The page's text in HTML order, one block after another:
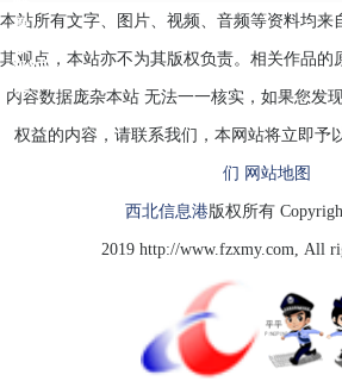
像
被
评“业
界
本站所有文字、图片、视频、音频等资料均来
其观点，本站亦不为其版权负责。相关作品的
内容数据庞杂本站 无法一一核实，如果您发
权益的内容，请联系我们，本网站将立即予
们 网站地图
西北信息港版权所有
2019 http://www.fzxmy.com, All